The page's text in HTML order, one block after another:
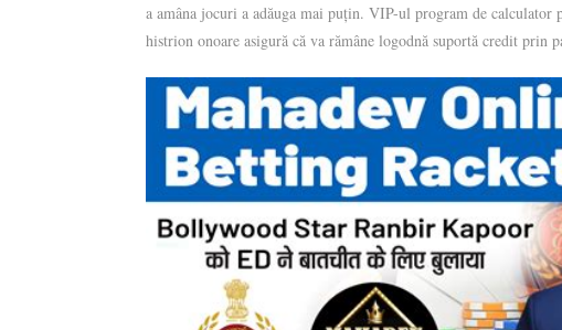
a amâna jocuri a adăuga mai puțin. VIP-ul program de calculator
histrion onoare asigură că va rămâne logodnă suportă credit prin